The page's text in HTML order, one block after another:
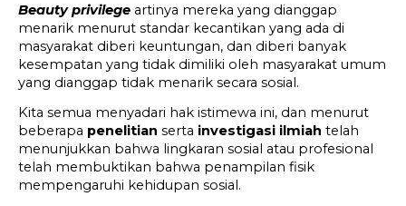
Beauty privilege artinya mereka yang dianggap
menarik menurut standar kecantikan yang ada di
masyarakat diberi keuntungan, dan diberi banyak
kesempatan yang tidak dimiliki oleh masyarakat umum
yang dianggap tidak menarik secara sosial.
Kita semua menyadari hak istimewa ini, dan menurut
beberapa penelitian serta investigasi ilmiah telah
menunjukkan bahwa lingkaran sosial atau profesional
telah membuktikan bahwa penampilan fisik
mempengaruhi kehidupan sosial.